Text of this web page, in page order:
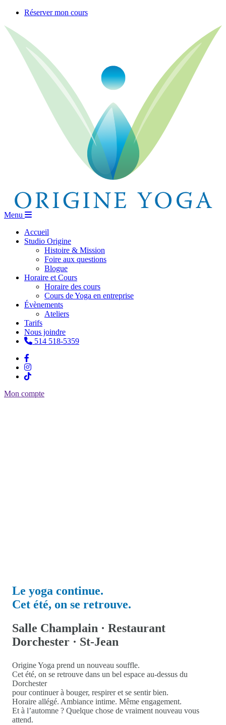
Skip
content
Réserver mon cours
Menu
Accueil
Studio Origine
Histoire & Mission
Foire aux questions
Blogue
Horaire et Cours
Horaire des cours
Cours de Yoga en entreprise
Évènements
Ateliers
Tarifs
Nous joindre
514 518-5359
Mon compte
Le yoga continue.
Cet été, on se retrouve.
Salle Champlain · Restaurant
Dorchester · St-Jean
Origine Yoga prend un nouveau souffle.
Cet été, on se retrouve dans un bel espace au-dessus du
Dorchester
pour continuer à bouger, respirer et se sentir bien.
Horaire allégé. Ambiance intime. Même engagement.
Et à l’automne ? Quelque chose de vraiment nouveau vous
attend.